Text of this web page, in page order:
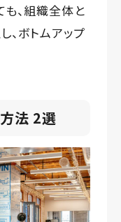
も、組織全体と
、ボトムアップ
法 2選